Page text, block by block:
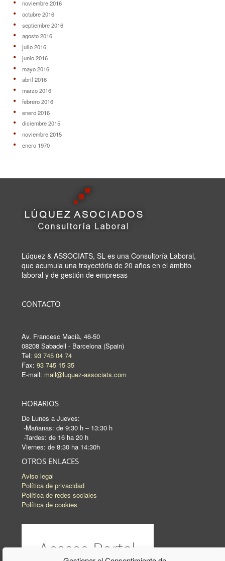
noviembre 2016
octubre 2016
septiembre 2016
agosto 2016
julio 2016
junio 2016
mayo 2016
abril 2016
marzo 2016
febrero 2016
enero 2016
diciembre 2015
noviembre 2015
enero 1970
Lúquez & ASSOCIATS, SL es una Consultoría Laboral,
que acumula una trayectória de 20 años en el ámbito
laboral y de gestión de empresas
CONTACTO
Av. Francesc Macià, 46-50
08208 Sabadell - Barcelona (Spain)
Tel: 93 745 04 74
Fax: 93 745 15 35
E-mail: mail@luquez-associats.com
HORARIOS
De Lunes a Jueves:
-Mañanas: de 9:30 h – 13:30 h
-Tardes: de 16 ha 20 h
Viernes: de 8:30 ha 14:30h
OTROS ENLACES
Aviso legal
Política de privacidad
Política de redes sociales
Política de cookies